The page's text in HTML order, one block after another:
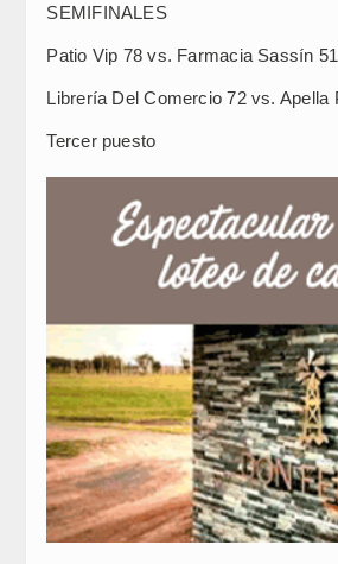
SEMIFINALES
Patio Vip 78 vs. Farmacia Sassín
Librería Del Comercio 72 vs. Apella
Tercer puesto